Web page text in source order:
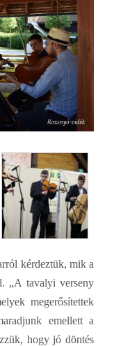
kérdeztük, mik a
„A tavalyi verseny
megerősítettek
emellett a
hogy jó döntés